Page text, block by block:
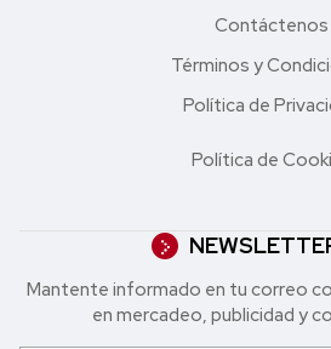
Contáctenos
Términos y
Política de
Política de
Mantente informado en tu correo
en mercadeo, publicidad y